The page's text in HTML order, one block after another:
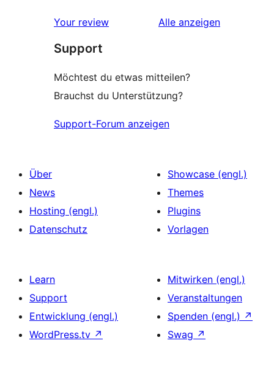
Your review Alle Rezensionen
anzeigen
Support
Möchtest du etwas mitteilen?
Brauchst du Unterstützung?
Support-Forum anzeigen
Über
News
Hosting (engl.)
Datenschutz
Showcase (engl.)
Themes
Plugins
Vorlagen
Learn
Support
Entwicklung (engl.)
WordPress.tv ↗
Mitwirken (engl.)
Veranstaltungen
Spenden (engl.) ↗
Swag ↗